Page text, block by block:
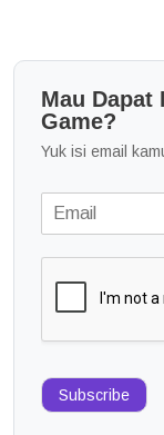
Mau Dapat
Game?
Yuk isi email
Subscribe